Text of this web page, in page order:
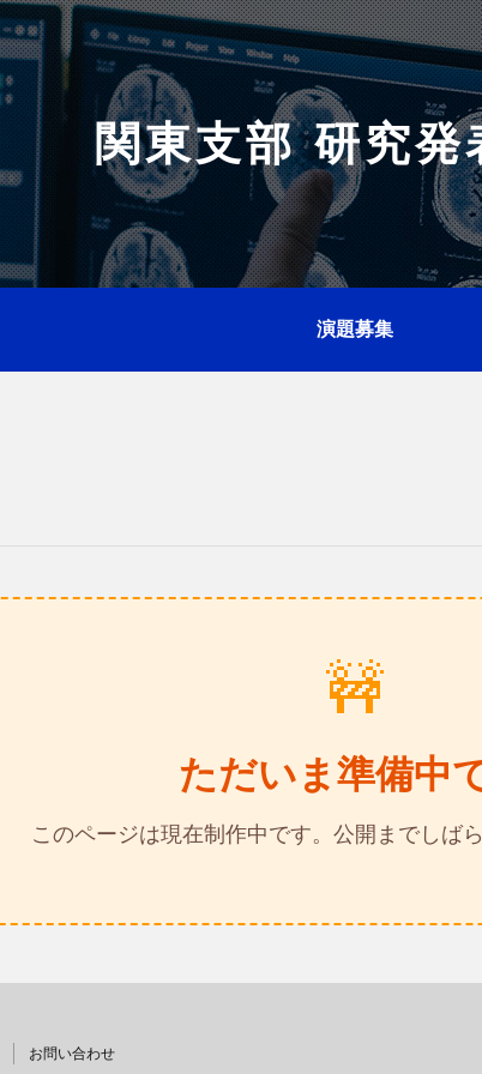
関東支部 研究発
演題募集
🚧
ただいま準備中
このページは現在制作中です。公開までしば
お問い合わせ